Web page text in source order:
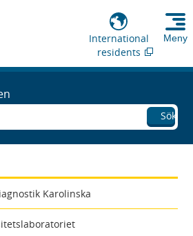
International
residents
Meny
Sök
Karolinska